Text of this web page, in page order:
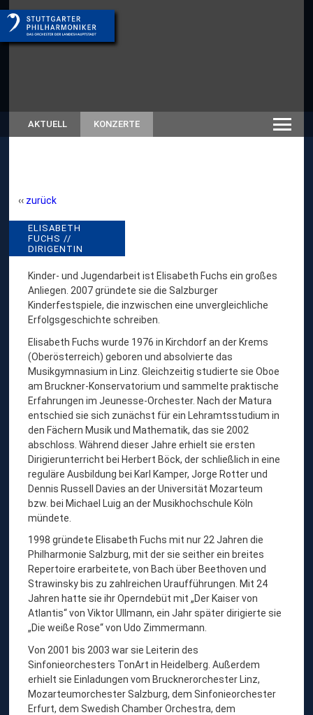
AKTUELL KONZERTE
zurück
E
L
I
S
A
B
E
T
H
F
U
C
H
S
,
D
I
R
I
G
E
N
T
I
N
ELISABETH
FUCHS //
DIRIGENTIN
Kinder- und Jugendarbeit ist Elisabeth Fuchs ein großes
Anliegen. 2007 gründete sie die Salzburger
Kinderfestspiele, die inzwischen eine unvergleichliche
Erfolgsgeschichte schreiben.
Elisabeth Fuchs wurde 1976 in Kirchdorf an der Krems
(Oberösterreich) geboren und absolvierte das
Musikgymnasium in Linz. Gleichzeitig studierte sie Oboe
am Bruckner-Konservatorium und sammelte praktische
Erfahrungen im Jeunesse-Orchester. Nach der Matura
entschied sie sich zunächst für ein Lehramtsstudium in
den Fächern Musik und Mathematik, das sie 2002
abschloss. Während dieser Jahre erhielt sie ersten
Dirigierunterricht bei Herbert Böck, der schließlich in eine
reguläre Ausbildung bei Karl Kamper, Jorge Rotter und
Dennis Russell Davies an der Universität Mozarteum
bzw. bei Michael Luig an der Musikhochschule Köln
mündete.
1998 gründete Elisabeth Fuchs mit nur 22 Jahren die
Philharmonie Salzburg, mit der sie seither ein breites
Repertoire erarbeitete, von Bach über Beethoven und
Strawinsky bis zu zahlreichen Uraufführungen. Mit 24
Jahren hatte sie ihr Operndebüt mit „Der Kaiser von
Atlantis“ von Viktor Ullmann, ein Jahr später dirigierte sie
„Die weiße Rose“ von Udo Zimmermann.
Von 2001 bis 2003 war sie Leiterin des
Sinfonieorchesters TonArt in Heidelberg. Außerdem
erhielt sie Einladungen vom Brucknerorchester Linz,
Mozarteumorchester Salzburg, dem Sinfonieorchester
Erfurt, dem Swedish Chamber Orchestra, dem